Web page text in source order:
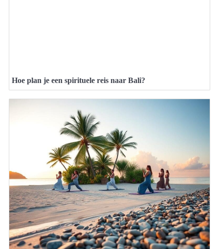
Hoe plan je een spirituele reis naar Bali?